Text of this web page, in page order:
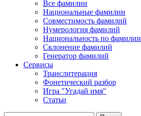
Все фамилии
Национальные фамилии
Совместимость фамилий
Нумерология фамилий
Национальность по фамилии
Склонение фамилий
Генератор фамилий
Сервисы
Транслитерация
Фонетический разбор
Игра "Угадай имя"
Статьи